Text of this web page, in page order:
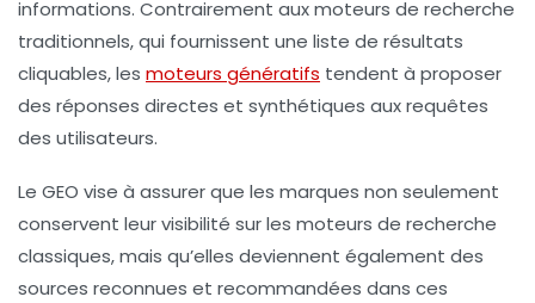
informations. Contrairement aux moteurs de recherche
traditionnels, qui fournissent une liste de résultats
cliquables, les moteurs génératifs tendent à proposer
des réponses directes et synthétiques aux requêtes
des utilisateurs.
Le GEO vise à assurer que les marques non seulement
conservent leur visibilité sur les moteurs de recherche
classiques, mais qu’elles deviennent également des
sources reconnues et recommandées dans ces